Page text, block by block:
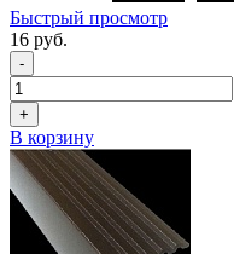
Быстрый просмотр
16 руб.
-
+
В корзину